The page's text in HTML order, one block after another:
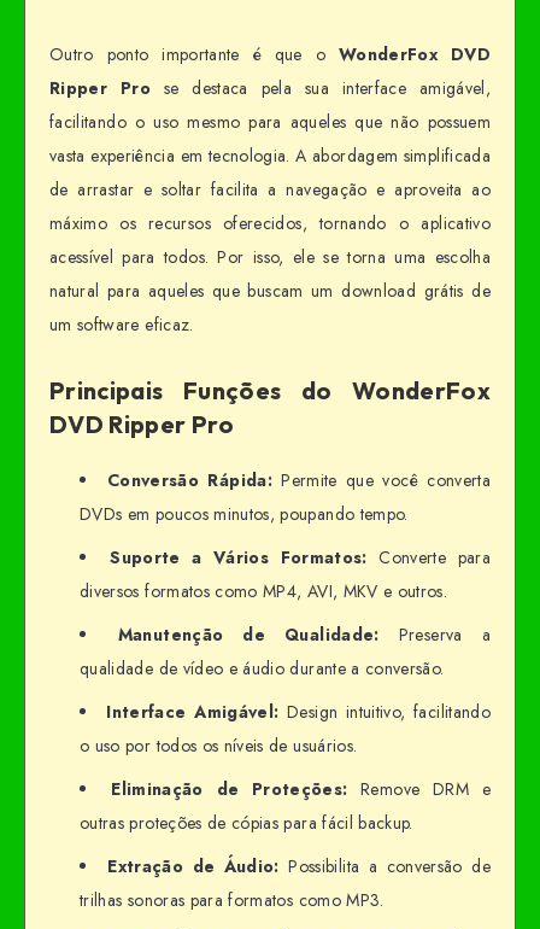
Outro ponto importante é que o WonderFox DVD
Ripper Pro se destaca pela sua interface amigável,
facilitando o uso mesmo para aqueles que não possuem
vasta experiência em tecnologia. A abordagem simplificada
de arrastar e soltar facilita a navegação e aproveita ao
máximo os recursos oferecidos, tornando o aplicativo
acessível para todos. Por isso, ele se torna uma escolha
natural para aqueles que buscam um download grátis de
um software eficaz.
Principais Funções do WonderFox
DVD Ripper Pro
Conversão Rápida:Permite que você converta
DVDs em poucos minutos, poupando tempo.
Suporte a Vários Formatos: Converte para
diversos formatos como MP4, AVI, MKV e outros.
Manutenção de Qualidade: Preserva a
qualidade de vídeo e áudio durante a conversão.
Interface Amigável: Design intuitivo, facilitando
o uso por todos os níveis de usuários.
Eliminação de Proteções: Remove DRM e
outras proteções de cópias para fácil backup.
Extração de Áudio: Possibilita a conversão de
trilhas sonoras para formatos como MP3.